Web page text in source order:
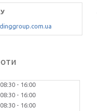
08:30
16:00
08:30
16:00
08:30
16:00